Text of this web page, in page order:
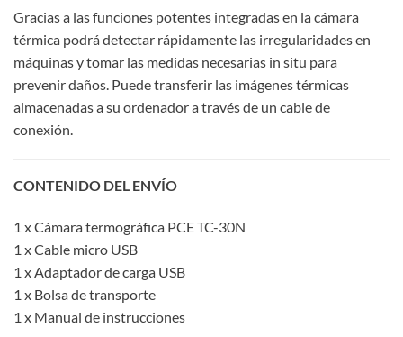
Gracias a las funciones potentes integradas en la cámara
térmica podrá detectar rápidamente las irregularidades en
máquinas y tomar las medidas necesarias in situ para
prevenir daños. Puede transferir las imágenes térmicas
almacenadas a su ordenador a través de un cable de
conexión.
CONTENIDO DEL ENVÍO
1 x Cámara termográfica PCE TC-30N
1 x Cable micro USB
1 x Adaptador de carga USB
1 x Bolsa de transporte
1 x Manual de instrucciones